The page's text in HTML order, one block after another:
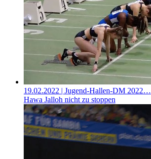
19.02.2022 | Jugend-Hallen-DM 2022…
Hawa Jalloh nicht zu stoppen